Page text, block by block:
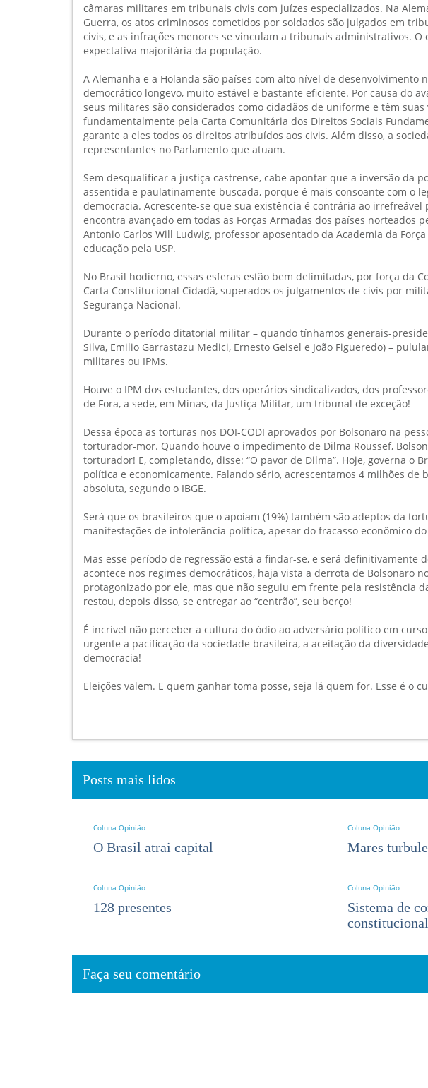
câmaras militares em tribunais civis com juízes especializados. Na
Guerra, os atos criminosos cometidos por soldados são julgados em
civis, e as infrações menores se vinculam a tribunais administrativos. O
expectativa majoritária da população.
A Alemanha e a Holanda são países com alto nível de desenvolvimento
democrático longevo, muito estável e bastante eficiente. Por causa do
seus militares são considerados como cidadãos de uniforme e têm
fundamentalmente pela Carta Comunitária dos Direitos Sociais
garante a eles todos os direitos atribuídos aos civis. Além disso, a
representantes no Parlamento que atuam.
Sem desqualificar a justiça castrense, cabe apontar que a inversão da
assentida e paulatinamente buscada, porque é mais consoante com o
democracia. Acrescente-se que sua existência é contrária ao irrefreável
encontra avançado em todas as Forças Armadas dos países norteados
Antonio Carlos Will Ludwig, professor aposentado da Academia da
educação pela USP.
No Brasil hodierno, essas esferas estão bem delimitadas, por força da
Carta Constitucional Cidadã, superados os julgamentos de civis por
Segurança Nacional.
Durante o período ditatorial militar – quando tínhamos generais-
Silva, Emilio Garrastazu Medici, Ernesto Geisel e João Figueredo) –
militares ou IPMs.
Houve o IPM dos estudantes, dos operários sindicalizados, dos
de Fora, a sede, em Minas, da Justiça Militar, um tribunal de exceção!
Dessa época as torturas nos DOI-CODI aprovados por Bolsonaro na
torturador-mor. Quando houve o impedimento de Dilma Roussef,
torturador! E, completando, disse: “O pavor de Dilma”. Hoje, governa o
política e economicamente. Falando sério, acrescentamos 4 milhões de
absoluta, segundo o IBGE.
Será que os brasileiros que o apoiam (19%) também são adeptos da
manifestações de intolerância política, apesar do fracasso econômico
Mas esse período de regressão está a findar-se, e será definitivamente
acontece nos regimes democráticos, haja vista a derrota de Bolsonaro
protagonizado por ele, mas que não seguiu em frente pela resistência
restou, depois disso, se entregar ao “centrão”, seu berço!
É incrível não perceber a cultura do ódio ao adversário político em
urgente a pacificação da sociedade brasileira, a aceitação da
democracia!
Eleições valem. E quem ganhar toma posse, seja lá quem for. Esse é o
Posts mais lidos
Coluna Opinião
O Brasil atrai capital
Coluna Opinião
Mares
Coluna Opinião
128 presentes
Coluna Opinião
Sistema de
Faça seu comentário